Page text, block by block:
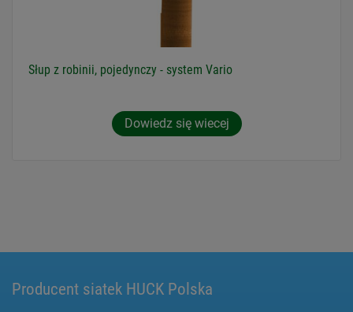
Słup z robinii, pojedynczy - system Vario
Dowiedz się wiecej
Producent siatek HUCK Polska